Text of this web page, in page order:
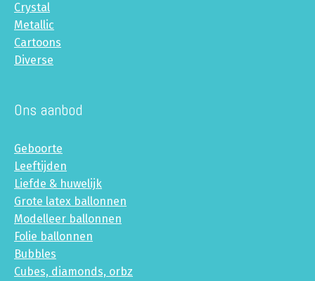
Crystal
Metallic
Cartoons
Diverse
Ons aanbod
Geboorte
Leeftijden
Liefde & huwelijk
Grote latex ballonnen
Modelleer ballonnen
Folie ballonnen
Bubbles
Cubes, diamonds, orbz